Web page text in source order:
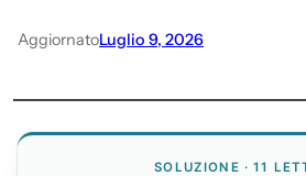
AggiornatoLuglio 9, 2026
SOLUZIONE · 11